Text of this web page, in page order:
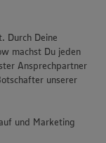
Durch Deine
machst Du jeden
Ansprechpartner
unserer
und Marketing